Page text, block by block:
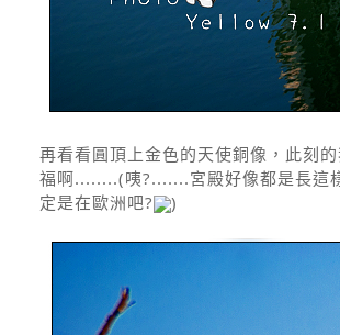
再看看圓頂上金色的天使銅像，此刻
福啊........(咦?.......宮殿好像都是長這
定是在歐洲吧?
)